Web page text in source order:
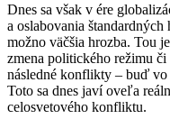
Dnes sa však v ére
a oslabovania
možno väčšia hrozba. Tou
zmena politického režimu
následné konflikty – buď vo
Toto sa dnes javí oveľa
celosvetového konfliktu.